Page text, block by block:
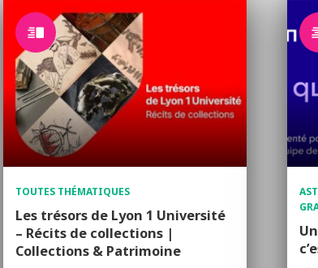
TOUTES THÉMATIQUES
Les trésors de Lyon 1 Université
– Récits de collections |
Collections & Patrimoine